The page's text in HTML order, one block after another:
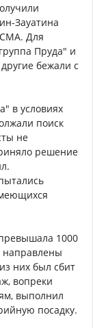
Зауатина
Для
Пруда" и
бежали с
в условиях
поиск
не
решение
1000
них был сбит
вопреки
выполнил
посадку.